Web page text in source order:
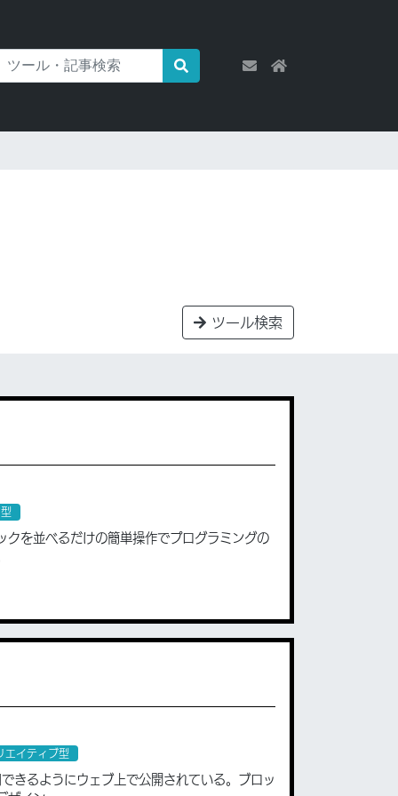
ツール検索
を並べるだけの簡単操作でプログラミングの
エイティブ型
きるようにウェブ上で公開されている。ブロッ